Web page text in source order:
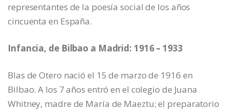
representantes de la poesía social de los años
cincuenta en España.
Infancia, de Bilbao a Madrid: 1916 – 1933
Blas de Otero nació el 15 de marzo de 1916 en
Bilbao. A los 7 años entró en el colegio de Juana
Whitney, madre de María de Maeztu; el preparatorio